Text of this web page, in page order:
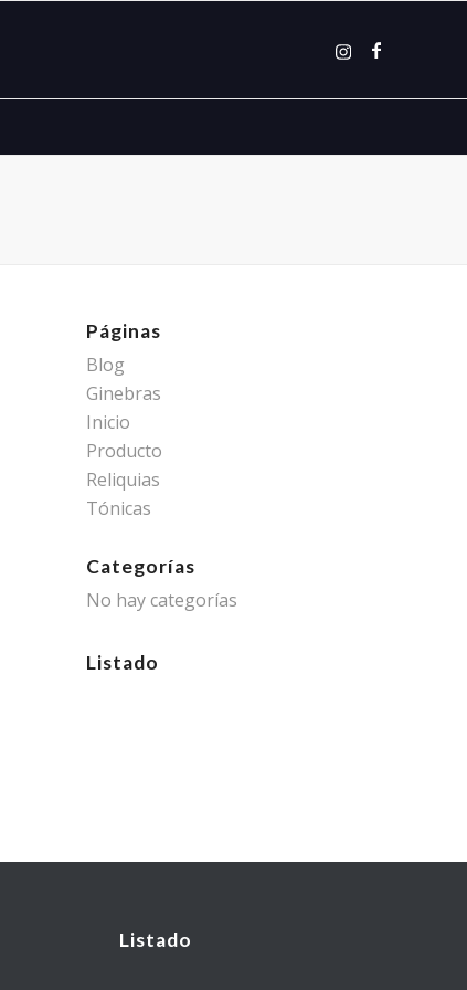
Páginas
Blog
Ginebras
Inicio
Producto
Reliquias
Tónicas
Categorías
No hay categorías
Listado
Listado